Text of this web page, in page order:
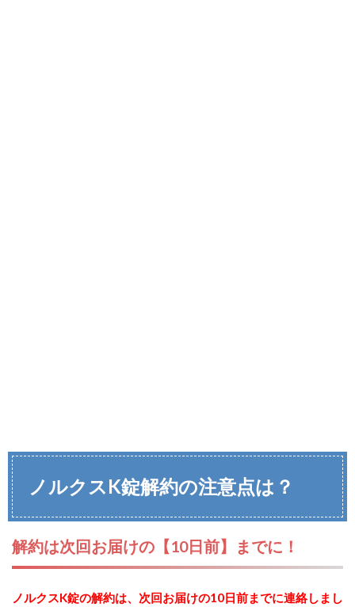
ノルクスK錠解約の注意点は？
解約は次回お届けの【10日前】までに！
ノルクスK錠の解約は、次回お届けの10日前までに連絡しまし